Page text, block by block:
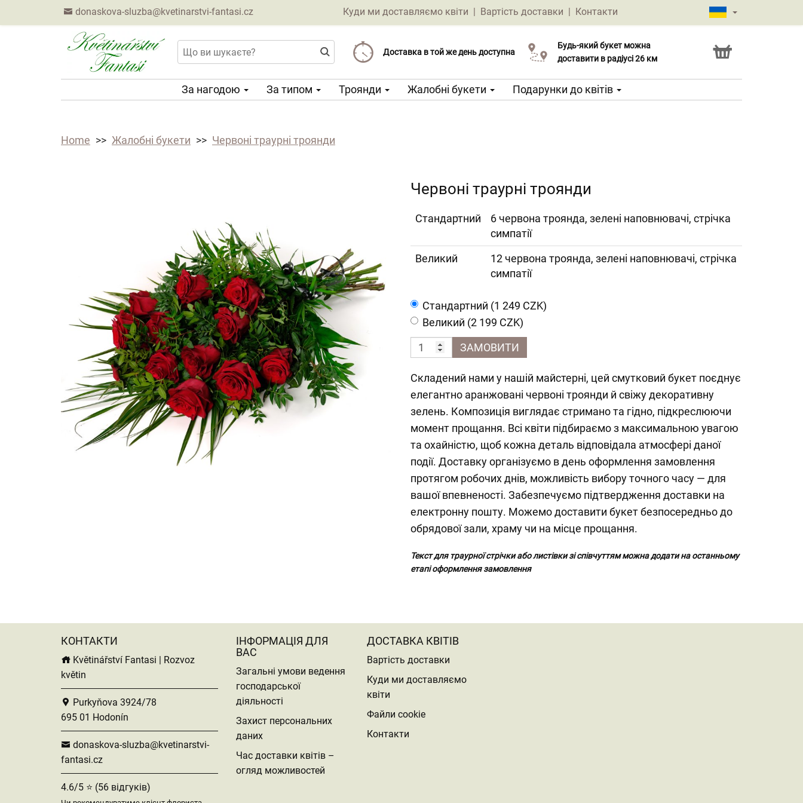
donaskova-sluzba@kvetinarstvi-fantasi.cz Куди ми доставляємо квіти | Вартість доставки | Контакти
Доставка в той же день доступна
Доставка від 69 CZK
Виберіть дату доставки
Будь-який букет можна
доставити в радіусі 26 км
Послуга Click & Collect
За нагодою За типом Троянди Жалобні букети Подарунки до квітів
Home Жалобні букети Червоні траурні троянди
Червоні траурні троянди
Cтандартний
6 червона троянда, зелені наповнювачі, стрічка
симпатії
Великий
12 червона троянда, зелені наповнювачі, стрічка
симпатії
Cтандартний (1 249 CZK)
Великий (2 199 CZK)
ЗАМОВИТИ
Складений нами у нашій майстерні, цей смутковий букет поєднує
елегантно аранжовані червоні троянди й свіжу декоративну
зелень. Композиція виглядає стримано та гідно, підкреслюючи
момент прощання. Всі квіти підбираємо з максимальною увагою
та охайністю, щоб кожна деталь відповідала атмосфері даної
події. Доставку організуємо в день оформлення замовлення
протягом робочих днів, можливість вибору точного часу — для
вашої впевненості. Забезпечуємо підтвердження доставки на
електронну пошту. Можемо доставити букет безпосередньо до
обрядової зали, храму чи на місце прощання.
Текст для траурної стрічки або листівки зі співчуттям можна додати на останньому
етапі оформлення замовлення
КОНТАКТИ
Květinářství Fantasi | Rozvoz
květin
Purkyňova 3924/78
695 01 Hodonín
donaskova-sluzba@kvetinarstvi-
fantasi.cz
4.6/5 ⭐ (56 відгуків)
ІНФОРМАЦІЯ ДЛЯ
ВАС
Загальні умови ведення
господарської
діяльності
Захист персональних
даних
Час доставки квітів –
огляд можливостей
ДОСТАВКА КВІТІВ
Вартість доставки
Куди ми доставляємо
квіти
Файли cookie
Контакти